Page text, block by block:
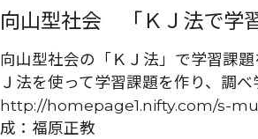
向山型社会 「ＫＪ法で学
向山型社会の「ＫＪ法」で学習課
Ｊ法を使って学習課題を作り、調
http://homepage1.nifty.com/s-
成：福原正教